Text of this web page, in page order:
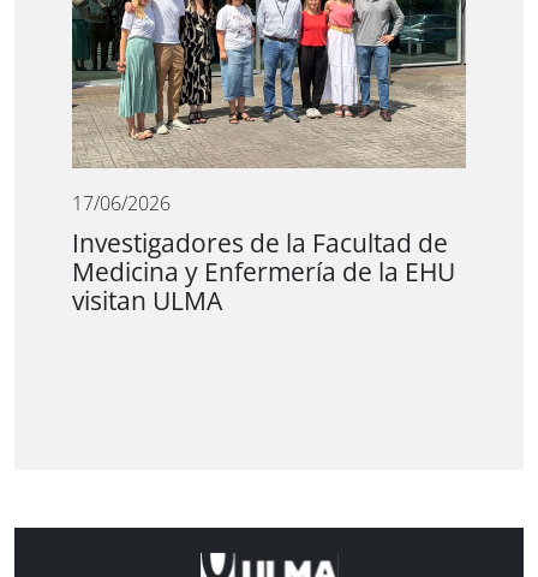
17/06/2026
Investigadores de la Facultad de
Medicina y Enfermería de la EHU
visitan ULMA